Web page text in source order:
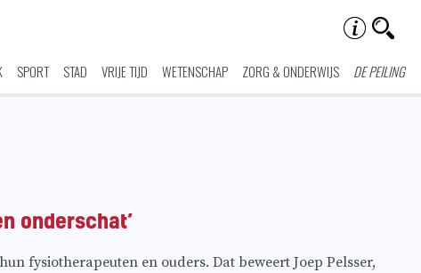
SPORT STAD VRIJE TIJD WETENSCHAP ZORG & ONDERWIJS DE PEILING
onderschat’
fysiotherapeuten en ouders. Dat beweert Joep Pelsser,